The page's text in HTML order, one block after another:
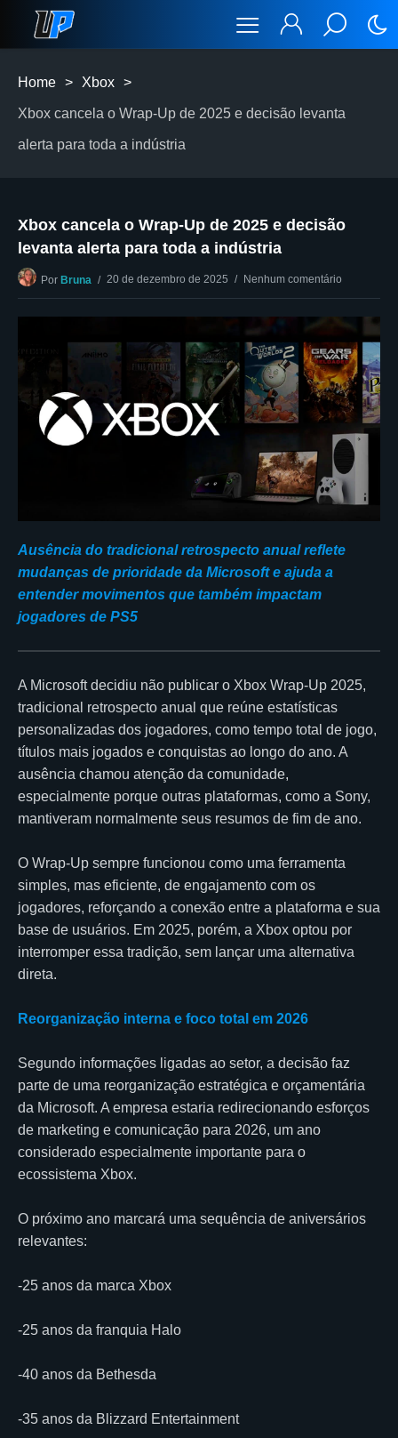
Home > Xbox >
Xbox cancela o Wrap-Up de 2025 e decisão levanta
alerta para toda a indústria
Xbox cancela o Wrap-Up de 2025 e decisão
levanta alerta para toda a indústria
Por Bruna 20 de dezembro de 2025 Nenhum comentário
Ausência do tradicional retrospecto anual reflete
mudanças de prioridade da Microsoft e ajuda a
entender movimentos que também impactam
jogadores de PS5
A Microsoft decidiu não publicar o Xbox Wrap-Up 2025,
tradicional retrospecto anual que reúne estatísticas
personalizadas dos jogadores, como tempo total de jogo,
títulos mais jogados e conquistas ao longo do ano. A
ausência chamou atenção da comunidade,
especialmente porque outras plataformas, como a Sony,
mantiveram normalmente seus resumos de fim de ano.
O Wrap-Up sempre funcionou como uma ferramenta
simples, mas eficiente, de engajamento com os
jogadores, reforçando a conexão entre a plataforma e sua
base de usuários. Em 2025, porém, a Xbox optou por
interromper essa tradição, sem lançar uma alternativa
direta.
Reorganização interna e foco total em 2026
Segundo informações ligadas ao setor, a decisão faz
parte de uma reorganização estratégica e orçamentária
da Microsoft. A empresa estaria redirecionando esforços
de marketing e comunicação para 2026, um ano
considerado especialmente importante para o
ecossistema Xbox.
O próximo ano marcará uma sequência de aniversários
relevantes:
-25 anos da marca Xbox
-25 anos da franquia Halo
-40 anos da Bethesda
-35 anos da Blizzard Entertainment